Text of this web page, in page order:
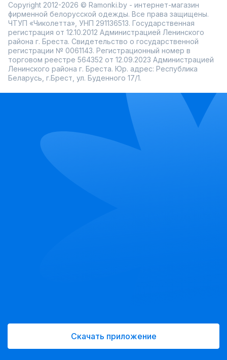
Copyright 2012-2026 © Ramonki.by - интернет-магазин
фирменной белорусской одежды. Все права защищены.
ЧТУП «Чиколетта», УНП 291136513. Государственная
регистрация от 12.10.2012 Администрацией Ленинского
района г. Бреста. Свидетельство о государственной
регистрации № 0061143. Регистрационный номер в
торговом реестре 564352 от 12.09.2023 Администрацией
Ленинского района г. Бреста. Юр. адрес: Республика
Беларусь, г.Брест, ул. Буденного 17/1.
Скачать приложение